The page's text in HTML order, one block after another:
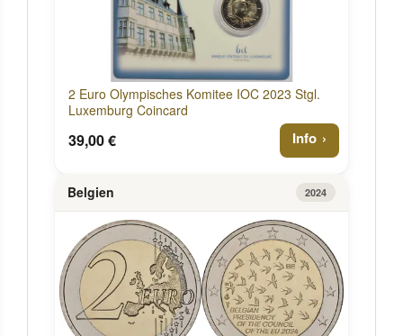
2 Euro Olympisches Komitee IOC 2023 Stgl.
Luxemburg Coincard
39,00 € Info
Belgien 2024